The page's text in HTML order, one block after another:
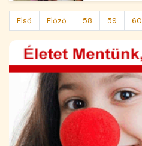
Első Előző. 58 59 60